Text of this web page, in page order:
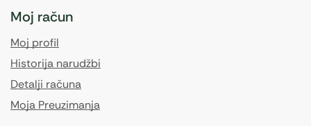
Moj račun
Moj profil
Historija narudžbi
Detalji računa
Moja Preuzimanja